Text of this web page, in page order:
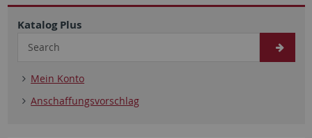
Katalog Plus
Mein Konto
Anschaffungsvorschlag